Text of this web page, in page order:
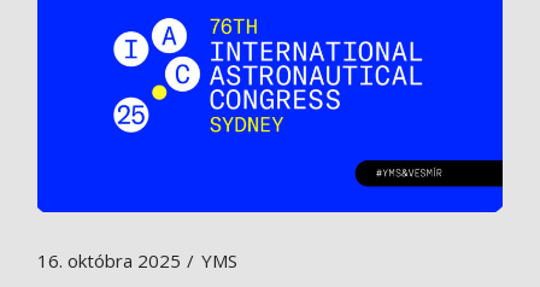
16. októbra 2025 YMS